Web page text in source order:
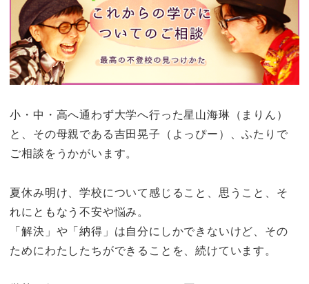
小・中・高へ通わず大学へ行った星山海琳（まりん）
と、その母親である吉田晃子（よっぴー）、ふたりで
ご相談をうかがいます。
夏休み明け、学校について感じること、思うこと、そ
れにともなう不安や悩み。
「解決」や「納得」は自分にしかできないけど、その
ためにわたしたちができることを、続けています。